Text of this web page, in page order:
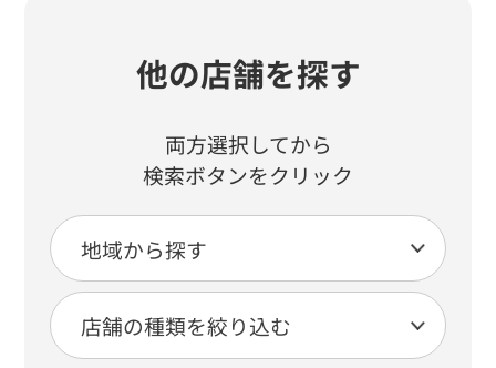
他の店舗を探す
両方選択してから
検索ボタンをクリック